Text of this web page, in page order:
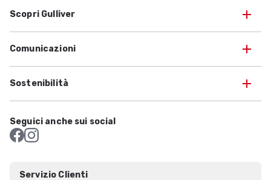
Scopri Gulliver
Comunicazioni
Sostenibilità
Seguici anche sui social
Servizio Clienti